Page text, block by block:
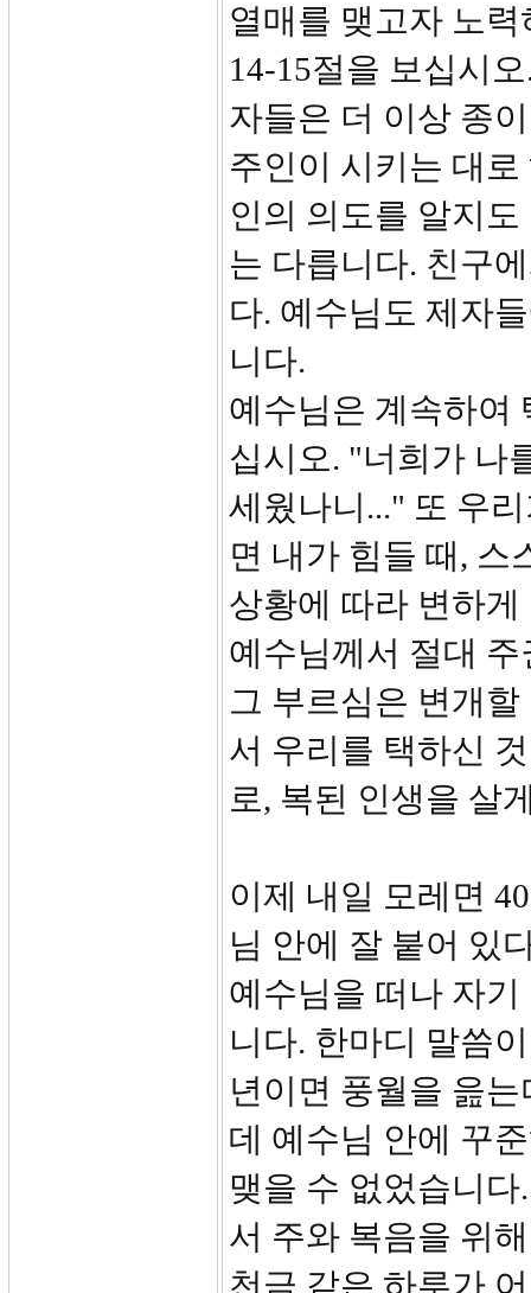
열매를 맺고자 노
14-15절을 보십시
자들은 더 이상 종
주인이 시키는 대
인의 의도를 알지
는 다릅니다. 친구
다. 예수님도 제자
니다.
예수님은 계속하여
십시오. "너희가 나
세웠나니..." 또 우
면 내가 힘들 때, 스
상황에 따라 변하
예수님께서 절대
그 부르심은 변개
서 우리를 택하신
로, 복된 인생을 살
이제 내일 모레면
님 안에 잘 붙어 있
예수님을 떠나 자
니다. 한마디 말씀
년이면 풍월을 읊
데 예수님 안에 꾸
맺을 수 없었습니
서 주와 복음을 위
천금 같은 하루가